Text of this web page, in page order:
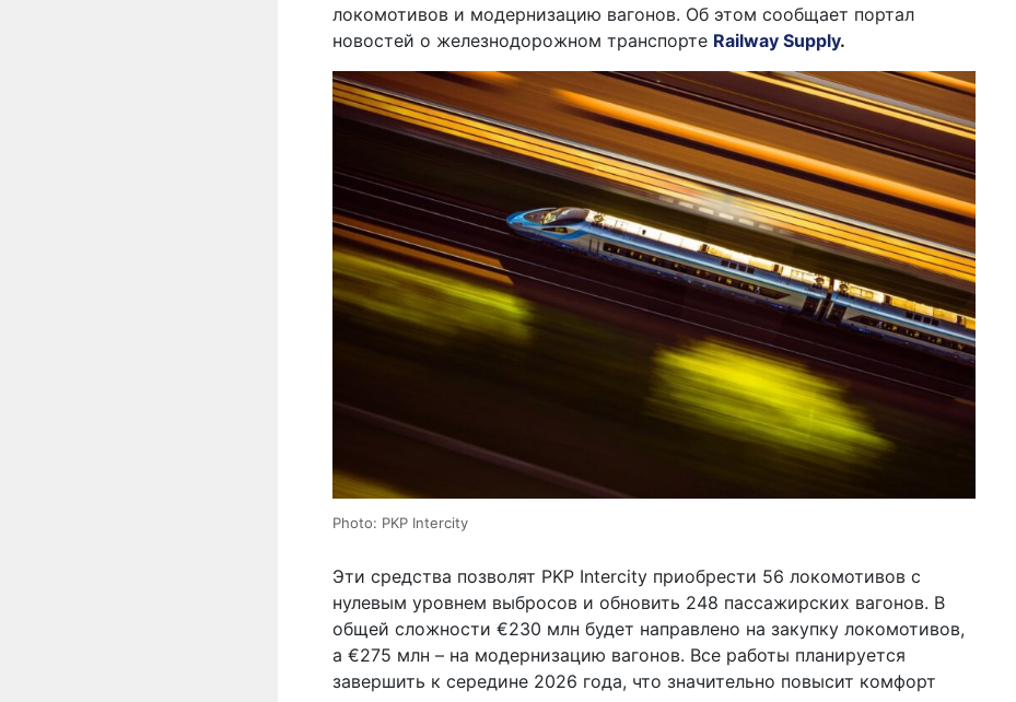
локомотивов и модернизацию вагонов. Об этом сообщает портал
новостей о железнодорожном транспорте Railway Supply.
Photo: PKP Intercity
Эти средства позволят PKP Intercity приобрести 56 локомотивов с
нулевым уровнем выбросов и обновить 248 пассажирских вагонов. В
общей сложности €230 млн будет направлено на закупку локомотивов,
а €275 млн – на модернизацию вагонов. Все работы планируется
завершить к середине 2026 года, что значительно повысит комфорт